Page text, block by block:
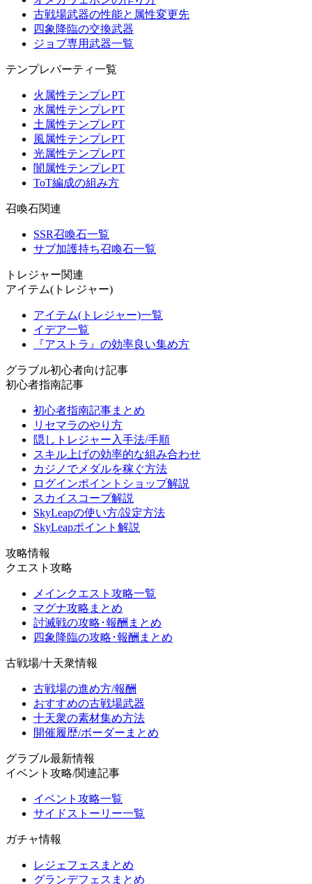
古戦場武器の性能と属性変更先
四象降臨の交換武器
ジョブ専用武器一覧
テンプレパーティ一覧
火属性テンプレPT
水属性テンプレPT
土属性テンプレPT
風属性テンプレPT
光属性テンプレPT
闇属性テンプレPT
ToT編成の組み方
召喚石関連
SSR召喚石一覧
サブ加護持ち召喚石一覧
トレジャー関連
アイテム(トレジャー)
アイテム(トレジャー)一覧
イデア一覧
『アストラ』の効率良い集め方
グラブル初心者向け記事
初心者指南記事
初心者指南記事まとめ
リセマラのやり方
隠しトレジャー入手法/手順
スキル上げの効率的な組み合わせ
カジノでメダルを稼ぐ方法
ログインポイントショップ解説
スカイスコープ解説
SkyLeapの使い方/設定方法
SkyLeapポイント解説
攻略情報
クエスト攻略
メインクエスト攻略一覧
マグナ攻略まとめ
討滅戦の攻略･報酬まとめ
四象降臨の攻略･報酬まとめ
古戦場/十天衆情報
古戦場の進め方/報酬
おすすめの古戦場武器
十天衆の素材集め方法
開催履歴/ボーダーまとめ
グラブル最新情報
イベント攻略/関連記事
イベント攻略一覧
サイドストーリー一覧
ガチャ情報
レジェフェスまとめ
グランデフェスまとめ